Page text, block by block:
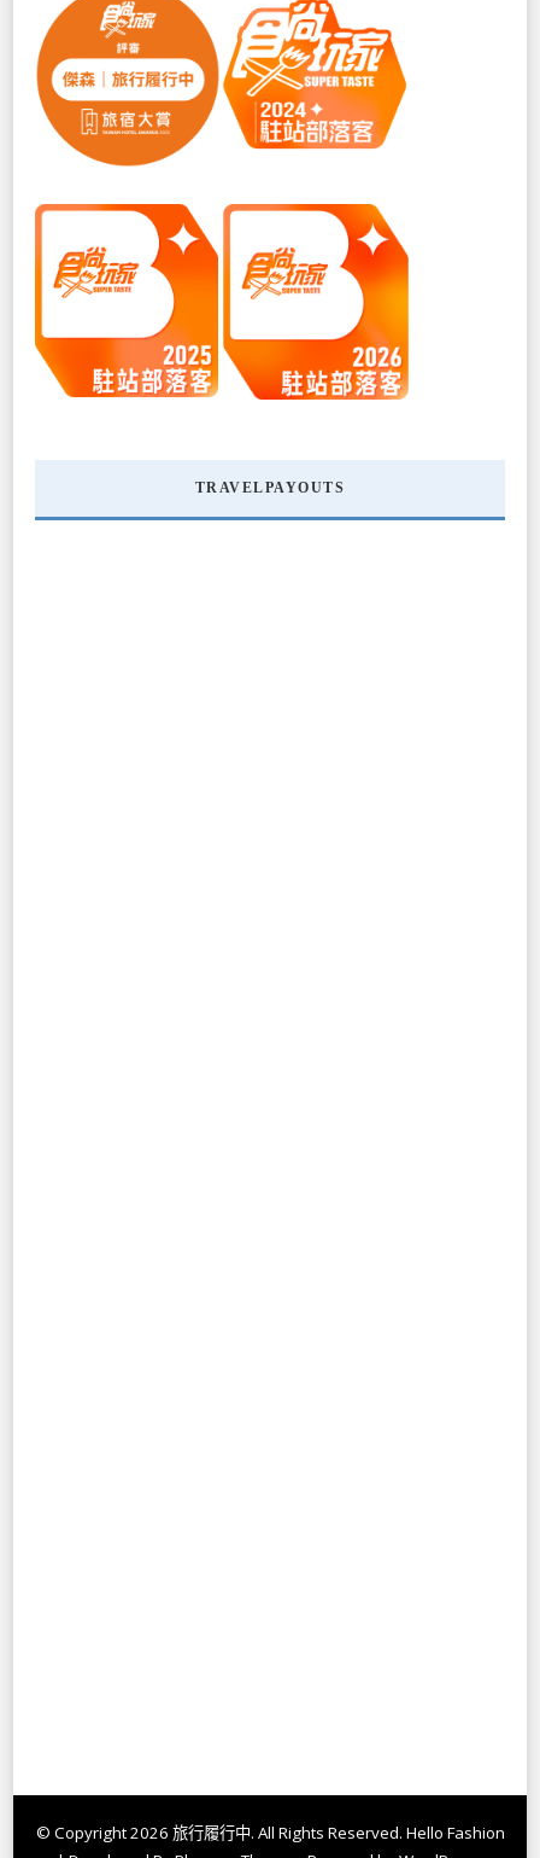
TRAVELPAYOUTS
© Copyright 2026 旅行履行中. All Rights Reserved. Hello Fashion